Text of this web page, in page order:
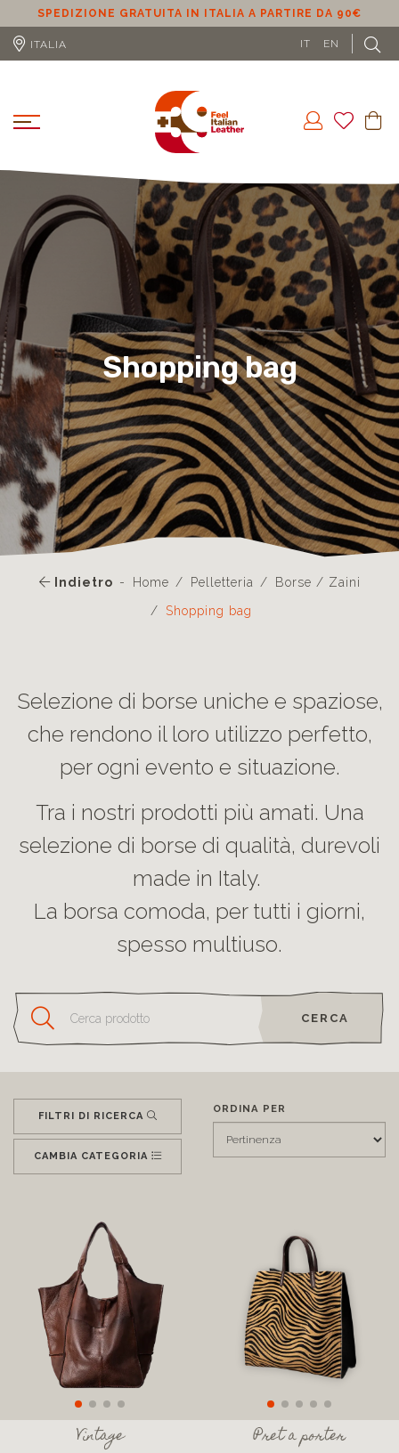
SPEDIZIONE GRATUITA IN ITALIA A PARTIRE DA 90€
ITALIA IT EN
Shopping bag
Indietro Home Pelletteria
Borse / Zaini
Shopping bag
Selezione di borse uniche e spaziose,
che rendono il loro utilizzo perfetto,
per ogni evento e situazione.
Tra i nostri prodotti più amati. Una
selezione di borse di qualità, durevoli
made in Italy.
La borsa comoda, per tutti i giorni,
spesso multiuso.
CERCA
FILTRI DI RICERCA
CAMBIA CATEGORIA
ORDINA PER
Vintage Pret a porter